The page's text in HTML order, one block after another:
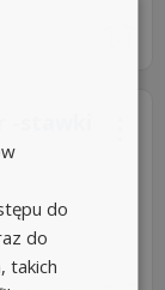
-stawki
do
do
takich